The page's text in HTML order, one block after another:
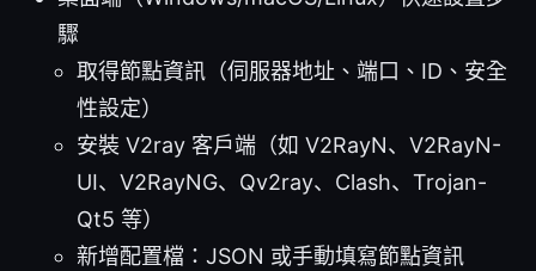
驟
取得節點資訊（伺服器地址、端口、ID、安全
性設定）
安裝 V2ray 客戶端（如 V2RayN、V2RayN-
UI、V2RayNG、Qv2ray、Clash、Trojan-
Qt5 等）
新增配置檔：JSON 或手動填寫節點資訊